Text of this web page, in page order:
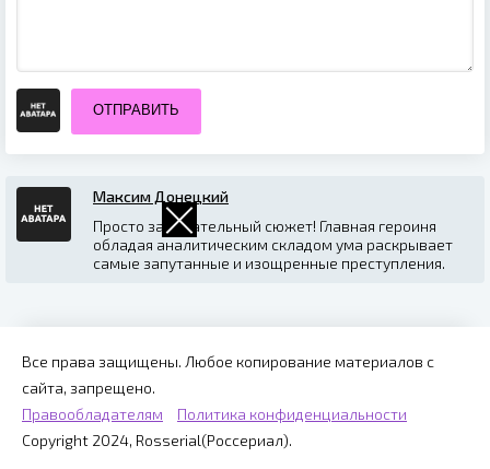
ОТПРАВИТЬ
Максим Донецкий
Просто замечательный сюжет! Главная героиня
обладая аналитическим складом ума раскрывает
самые запутанные и изощренные преступления.
Все права защищены. Любое копирование материалов с
сайта, запрещено.
Правообладателям
Политика конфиденциальности
Copyright 2024, Rosserial(Россериал).